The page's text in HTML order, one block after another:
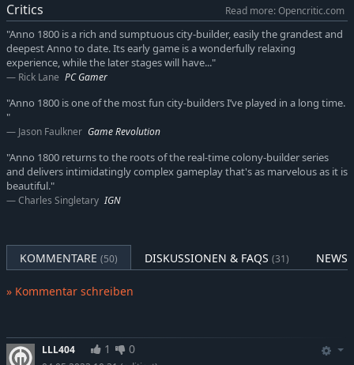
in unterschiedlichen Sitzungen, Objekte und vieles mehr,
zurück.
Neue Funktionen für ein neues Zetalter
Um diese entscheidende historische Ära zum Leben zu
Expeditionen ermöglichen Spielern, Schiffe voller Spezialisten
auf der Suche nach Ruhm und Reichtum um die Erde zu
schicken, während die neue Arbeitskräfte-Funktion die
Organisation ihrer Fabriken anspruchsvoller und realistischer
als je zuvor gestaltet. Schlussendlich können Spieler sogar
Südamerika besiedeln, wo sie das schwarze Gold finden, mit
dem das neue industrielle Zeitalter angetrieben wird.
Der Aufbau und die Führung gedeihender Metropolen
verlangen, dass der Spieler seine Strategien an neue
Situationen anpasst. Er muss die Bedürfnisse seiner Einwohner
erlangt, indem er ein gewinnbringendes Netzwerk von
Handelsrouten aufbaut.
Critics
Read more: Opencritic.com
"Anno 1800 is a rich and sumptuous city-builder, easily the grandest and
deepest Anno to date. Its early game is a wonderfully relaxing
experience, while the later stages will have..."
Rick Lane PC Gamer
"Anno 1800 is one of the most fun city-builders I’ve played in a long time.
"
Jason Faulkner Game Revolution
"Anno 1800 returns to the roots of the real-time colony-builder series
and delivers intimidatingly complex gameplay that's as marvelous as it is
beautiful."
Charles Singletary IGN
KOMMENTARE (50) DISKUSSIONEN & FAQS (31) NEWS
» Kommentar schreiben
LLL404 1 0